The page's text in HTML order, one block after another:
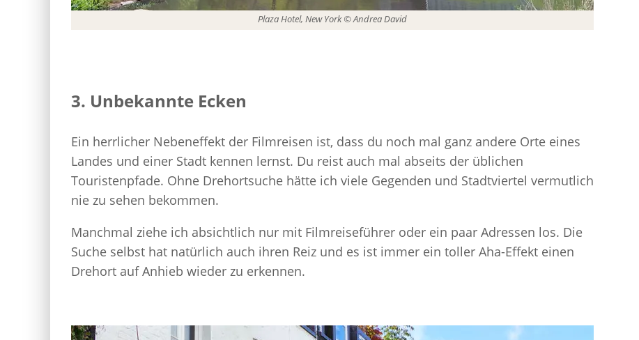
Plaza Hotel, New York © Andrea David
3. Unbekannte Ecken
Ein herrlicher Nebeneffekt der Filmreisen ist, dass du noch mal ganz andere Orte eines
Landes und einer Stadt kennen lernst. Du reist auch mal abseits der üblichen
Touristenpfade. Ohne Drehortsuche hätte ich viele Gegenden und Stadtviertel vermutlich
nie zu sehen bekommen.
Manchmal ziehe ich absichtlich nur mit Filmreiseführer oder ein paar Adressen los. Die
Suche selbst hat natürlich auch ihren Reiz und es ist immer ein toller Aha-Effekt einen
Drehort auf Anhieb wieder zu erkennen.